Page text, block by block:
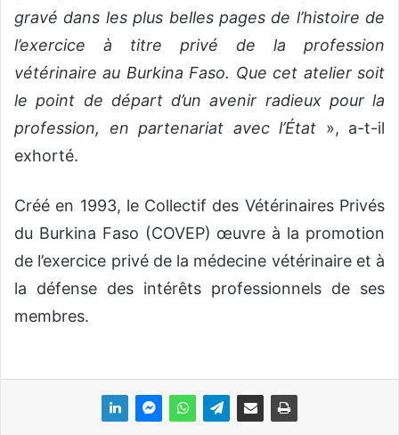
gravé dans les plus belles pages de l’histoire de
l’exercice à titre privé de la profession
vétérinaire au Burkina Faso. Que cet atelier soit
le point de départ d’un avenir radieux pour la
profession, en partenariat avec l’État », a-t-il
exhorté.
Créé en 1993, le Collectif des Vétérinaires Privés
du Burkina Faso (COVEP) œuvre à la promotion
de l’exercice privé de la médecine vétérinaire et à
la défense des intérêts professionnels de ses
membres.